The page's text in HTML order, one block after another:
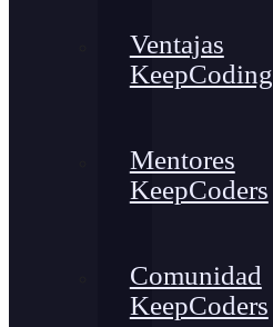
Ventajas
KeepCoding
Mentores
KeepCoders
Comunidad
KeepCoders